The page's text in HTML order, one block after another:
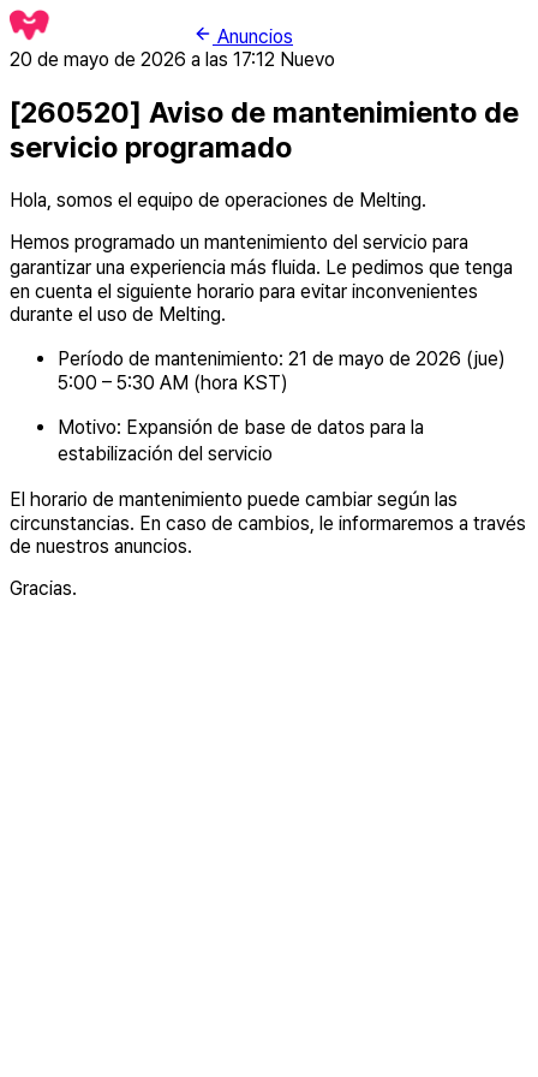
Anuncios
20 de mayo de 2026 a las 17:12 Nuevo
[260520] Aviso de mantenimiento de
servicio programado
Hola, somos el equipo de operaciones de Melting.
Hemos programado un mantenimiento del servicio para
garantizar una experiencia más fluida. Le pedimos que tenga
en cuenta el siguiente horario para evitar inconvenientes
durante el uso de Melting.
Período de mantenimiento: 21 de mayo de 2026 (jue)
5:00 – 5:30 AM (hora KST)
Motivo: Expansión de base de datos para la
estabilización del servicio
El horario de mantenimiento puede cambiar según las
circunstancias. En caso de cambios, le informaremos a través
de nuestros anuncios.
Gracias.